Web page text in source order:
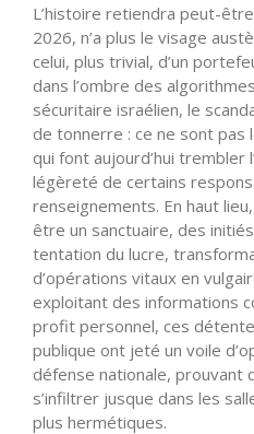
L’histoire retiendra peut-être
2026, n’a plus le visage
celui, plus trivial, d’un
dans l’ombre des
sécuritaire israélien, le
de tonnerre : ce ne sont pas
qui font aujourd’hui trembler
légèreté de certains
renseignements. En haut
être un sanctuaire, des
tentation du lucre,
d’opérations vitaux en
exploitant des informations
profit personnel, ces
publique ont jeté un voile
défense nationale, prouvant
s’infiltrer jusque dans les
plus hermétiques.